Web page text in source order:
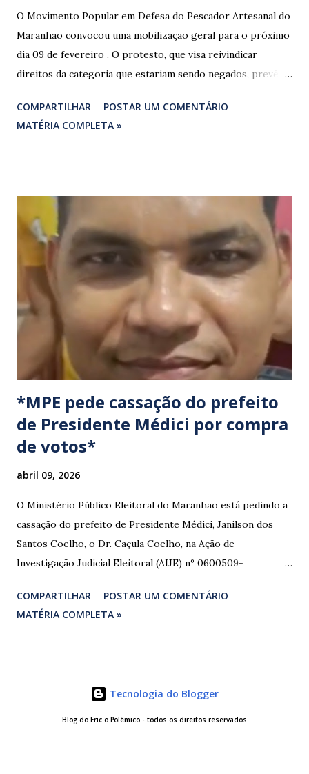
O Movimento Popular em Defesa do Pescador Artesanal do
Maranhão convocou uma mobilização geral para o próximo
dia 09 de fevereiro . O protesto, que visa reivindicar
direitos da categoria que estariam sendo negados, prevê o
federais que cortam o estado. ​As interdições estão
programadas para começar às 07:00 da manhã e, segundo
manifestação busca chamar a atenção das autoridades para
a pauta da pesca artesanal maranhense, exigindo o
cumprimento de garantias e assistência aos trabalhadores
do setor. Motoristas que planejam trafegar por essas
regiões na data devem estar atentos a possíveis
congestionamentos e atrasos.
COMPARTILHAR
POSTAR UM COMENTÁRIO
MATÉRIA COMPLETA »
*MPE pede cassação do prefeito
de Presidente Médici por compra
de votos*
abril 09, 2026
O Ministério Público Eleitoral do Maranhão está pedindo a
cassação do prefeito de Presidente Médici, Janilson dos
Santos Coelho, o Dr. Caçula Coelho, na Ação de
Investigação Judicial Eleitoral (AIJE) nº 0600509-
Santa Luzia do Paruá. A ação foi movida pela Coligação
“União e Reconstrução” (PP/PL/União), que denunciou a
autos são contundentes. Testemunhas relataram ter
recebido R$ 3.000,00 em troca de votos, com negociação
COMPARTILHAR
POSTAR UM COMENTÁRIO
MATÉRIA COMPLETA »
Tecnologia do Blogger
Blog do Eric o Polêmico - todos os direitos reservados